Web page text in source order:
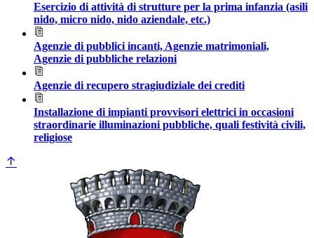
Esercizio di attività di strutture per la prima infanzia (asili
nido, micro nido, nido aziendale, etc.)
Agenzie di pubblici incanti, Agenzie matrimoniali,
Agenzie di pubbliche relazioni
Agenzie di recupero stragiudiziale dei crediti
Installazione di impianti provvisori elettrici in occasioni
straordinarie illuminazioni pubbliche, quali festività civili,
religiose